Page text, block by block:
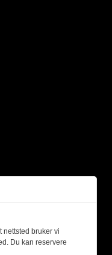
nettsted bruker vi
Du kan reservere